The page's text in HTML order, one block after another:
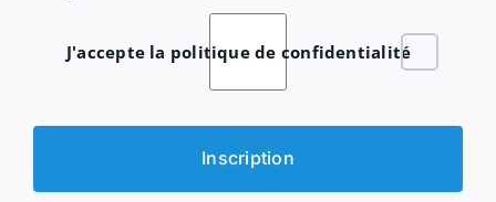
J'accepte la politique de confidentialité
Inscription